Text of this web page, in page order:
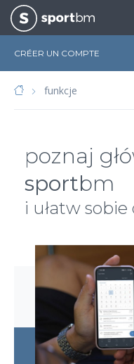
CRÉER UN COMPTE
funkcje
poznaj
sportbm
i ułatw